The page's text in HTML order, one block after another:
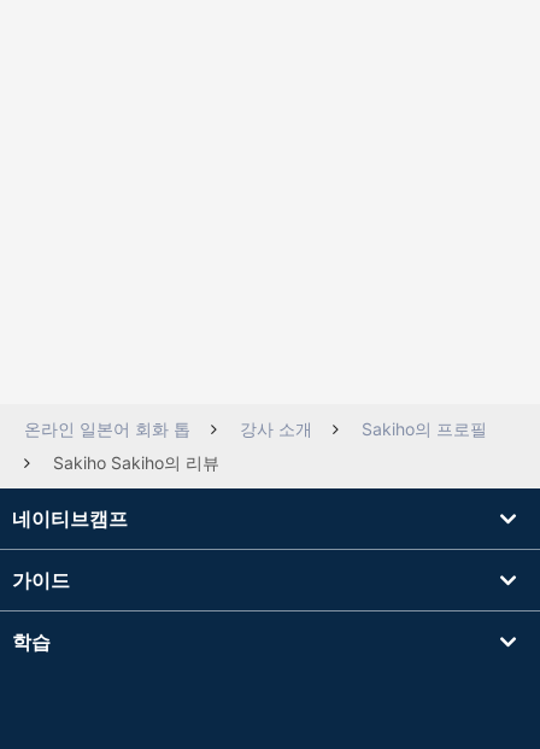
온라인 일본어 회화 톱 강사 소개
Sakiho의 프로필
Sakiho Sakiho의 리뷰
네이티브캠프
가이드
학습